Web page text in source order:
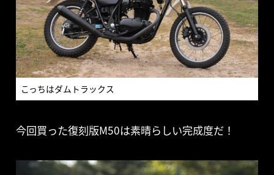
こっちはダムトラックス
今回買った復刻版M50は素晴らしい完成度だ！